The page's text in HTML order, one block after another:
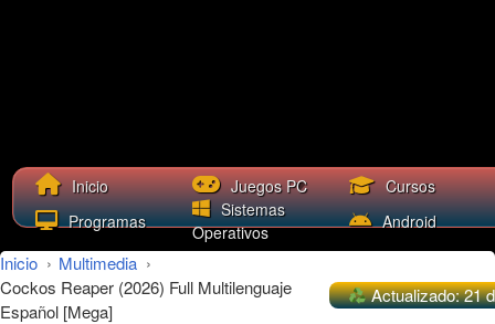
Inicio Juegos PC
Cursos
Programas
Sistemas
Operativos
Android
Inicio › Multimedia ›
Cockos Reaper (2026) Full Multilenguaje
Español [Mega]
Actualizado: 21